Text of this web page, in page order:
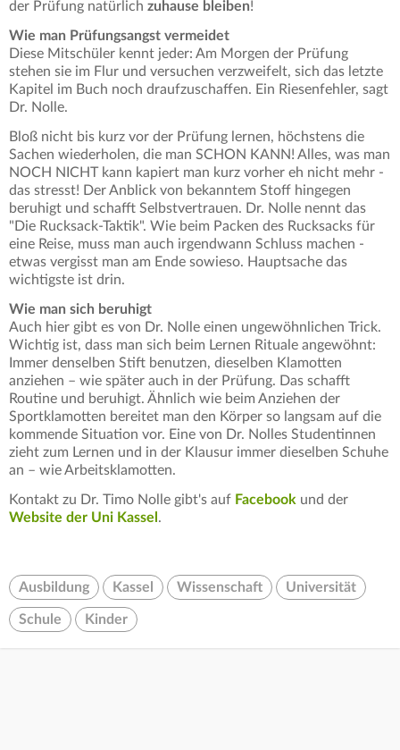
der Prüfung natürlich zuhause bleiben!
Wie man Prüfungsangst vermeidet
Diese Mitschüler kennt jeder: Am Morgen der Prüfung
stehen sie im Flur und versuchen verzweifelt, sich das letzte
Kapitel im Buch noch draufzuschaffen. Ein Riesenfehler, sagt
Dr. Nolle.
Bloß nicht bis kurz vor der Prüfung lernen, höchstens die
Sachen wiederholen, die man SCHON KANN! Alles, was man
NOCH NICHT kann kapiert man kurz vorher eh nicht mehr -
das stresst! Der Anblick von bekanntem Stoff hingegen
beruhigt und schafft Selbstvertrauen. Dr. Nolle nennt das
"Die Rucksack-Taktik". Wie beim Packen des Rucksacks für
eine Reise, muss man auch irgendwann Schluss machen -
etwas vergisst man am Ende sowieso. Hauptsache das
wichtigste ist drin.
Wie man sich beruhigt
Auch hier gibt es von Dr. Nolle einen ungewöhnlichen Trick.
Wichtig ist, dass man sich beim Lernen Rituale angewöhnt:
Immer denselben Stift benutzen, dieselben Klamotten
anziehen – wie später auch in der Prüfung. Das schafft
Routine und beruhigt. Ähnlich wie beim Anziehen der
Sportklamotten bereitet man den Körper so langsam auf die
kommende Situation vor. Eine von Dr. Nolles Studentinnen
zieht zum Lernen und in der Klausur immer dieselben Schuhe
an – wie Arbeitsklamotten.
Kontakt zu Dr. Timo Nolle gibt's auf Facebook und der
Website der Uni Kassel .
Ausbildung Kassel Wissenschaft Universität
Schule Kinder